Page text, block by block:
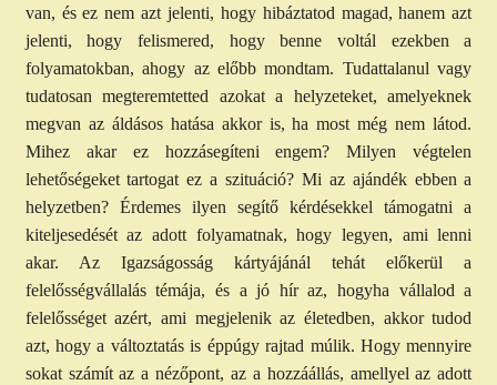
van, és ez nem azt jelenti, hogy hibáztatod magad, hanem azt
jelenti, hogy felismered, hogy benne voltál ezekben a
folyamatokban, ahogy az előbb mondtam. Tudattalanul vagy
tudatosan megteremtetted azokat a helyzeteket, amelyeknek
megvan az áldásos hatása akkor is, ha most még nem látod.
Mihez akar ez hozzásegíteni engem? Milyen végtelen
lehetőségeket tartogat ez a szituáció? Mi az ajándék ebben a
helyzetben? Érdemes ilyen segítő kérdésekkel támogatni a
kiteljesedését az adott folyamatnak, hogy legyen, ami lenni
akar. Az Igazságosság kártyájánál tehát előkerül a
felelősségvállalás témája, és a jó hír az, hogyha vállalod a
felelősséget azért, ami megjelenik az életedben, akkor tudod
azt, hogy a változtatás is éppúgy rajtad múlik. Hogy mennyire
sokat számít az a nézőpont, az a hozzáállás, amellyel az adott